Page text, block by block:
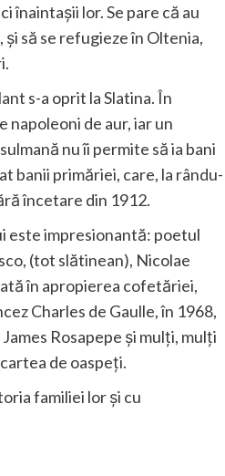
înaintașii lor. Se pare că au
să se refugieze în Oltenia,
s-a oprit la Slatina. În
napoleoni de aur, iar un
nu îi permite să ia bani
banii primăriei, care, la rându-
încetare din 1912.
este impresionantă: poetul
(tot slătinean), Nicolae
în apropierea cofetăriei,
Charles de Gaulle, în 1968,
Rosapepe și mulți, mulți
de oaspeți.
familiei lor și cu